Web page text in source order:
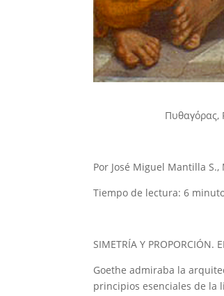
Πυθαγόρας,
Por José Miguel Mantilla S.,
Tiempo de lectura: 6
SIMETRÍA Y PROPORCIÓN.
Goethe admiraba la
principios esenciales de la